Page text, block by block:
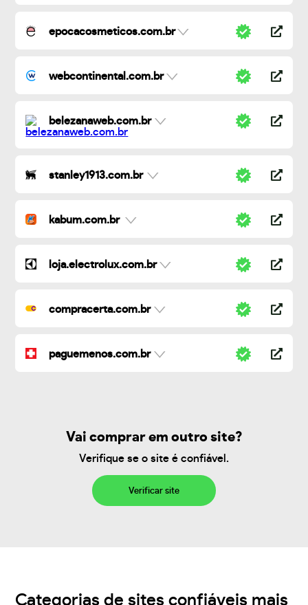
epocacosmeticos.com.br
webcontinental.com.br
belezanaweb.com.br
stanley1913.com.br
kabum.com.br
loja.electrolux.com.br
compracerta.com.br
paguemenos.com.br
Vai comprar em outro site?
Verifique se o site é confiável.
Verificar site
Categorias de sites confiáveis mais